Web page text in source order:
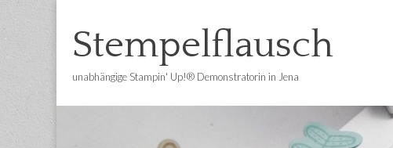
Stempelflausch
unabhängige Stampin' Up!® Demonstratorin in Jena